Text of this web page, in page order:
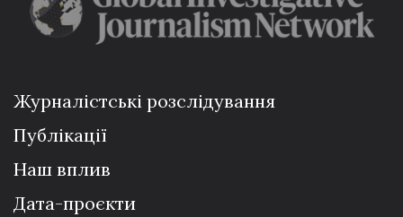
Журналістські розслідування
Публікації
Наш вплив
Дата-проєкти